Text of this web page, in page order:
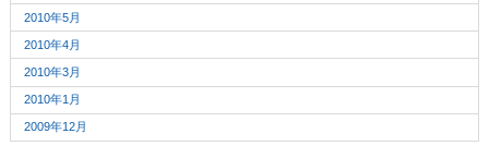
2010年5月
2010年4月
2010年3月
2010年1月
2009年12月